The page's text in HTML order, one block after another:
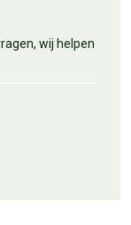
wij helpen